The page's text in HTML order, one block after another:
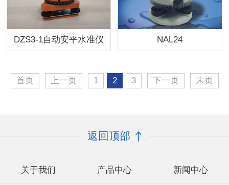
DZS3-1自动安平水准仪 NAL24
首页 上一页 1 2 3 下一页 末页
返回顶部
关于我们 产品中心 新闻中心